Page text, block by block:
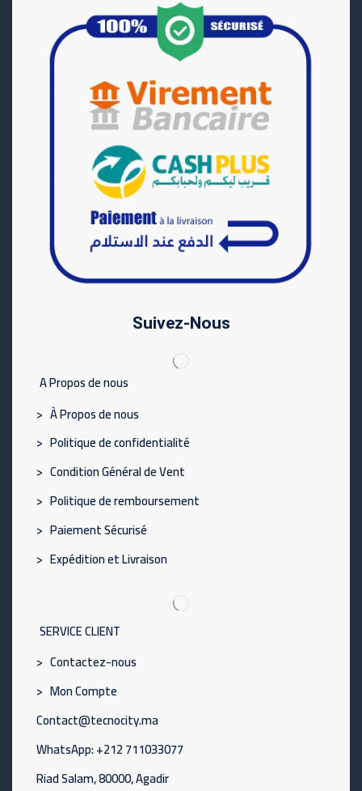
Suivez-Nous
A Propos de nous
> À Propos de nous
> Politique de confidentialité
> Condition Général de Vent
> Politique de remboursement
> Paiement Sécurisé
> Expédition et Livraison
SERVICE CLIENT
> Contactez-nous
> Mon Compte
Contact@tecnocity.ma
WhatsApp: +212 711033077
Riad Salam, 80000, Agadir